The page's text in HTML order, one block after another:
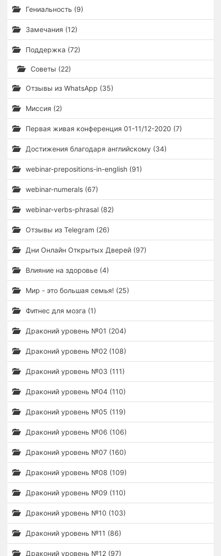
Гениальность (9)
Замечания (12)
Поддержка (72)
Советы (22)
Отзывы из WhatsApp (35)
Миссия (2)
Первая живая конференция 01-11/12-2020 (7)
Достижения благодаря английскому (34)
webinar-prepositions-in-english (91)
webinar-numerals (67)
webinar-verbs-phrasal (82)
Отзывы из Telegram (26)
Дни Онлайн Открытых Дверей (97)
Влияние на здоровье (4)
Мир - это большая семья! (25)
Фитнес для мозга (1)
Драконий уровень №01 (204)
Драконий уровень №02 (108)
Драконий уровень №03 (111)
Драконий уровень №04 (110)
Драконий уровень №05 (119)
Драконий уровень №06 (106)
Драконий уровень №07 (160)
Драконий уровень №08 (109)
Драконий уровень №09 (110)
Драконий уровень №10 (103)
Драконий уровень №11 (86)
Драконий уровень №12 (97)